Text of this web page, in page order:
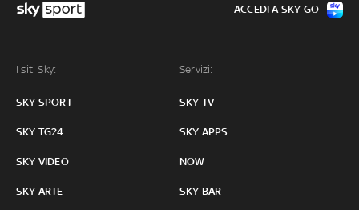
I siti Sky:
SKY SPORT
SKY TG24
SKY VIDEO
SKY ARTE
Servizi:
SKY TV
SKY APPS
NOW
SKY BAR
ACCEDI A SKY GO